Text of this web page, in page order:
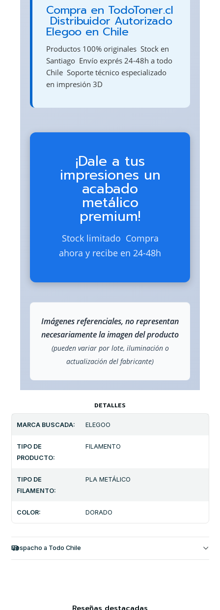
Compra en TodoToner.cl
 Distribuidor Autorizado
Elegoo en Chile
Productos 100% originales  Stock en
Santiago  Envío exprés 24-48h a todo
Chile  Soporte técnico especializado
en impresión 3D
¡Dale a tus
impresiones un
acabado
metálico
premium!
Stock limitado  Compra
ahora y recibe en 24-48h
Imágenes referenciales, no representan
necesariamente la imagen del producto
(pueden variar por lote, iluminación o
actualización del fabricante)
DETALLES
MARCA BUSCADA: ELEGOO
TIPO DE
PRODUCTO:
FILAMENTO
TIPO DE
FILAMENTO:
PLA METÁLICO
COLOR: DORADO
Despacho a Todo Chile
Reseñas destacadas